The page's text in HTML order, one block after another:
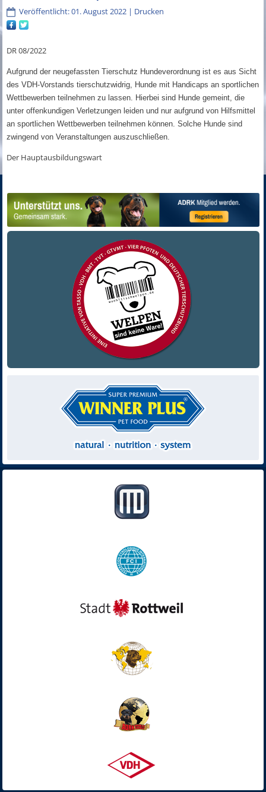
Veröffentlicht: 01. August 2022 | Drucken
DR 08/2022
Aufgrund der neugefassten Tierschutz Hundeverordnung ist es aus Sicht
des VDH-Vorstands tierschutzwidrig, Hunde mit Handicaps an sportlichen
Wettbewerben teilnehmen zu lassen. Hierbei sind Hunde gemeint, die
unter offenkundigen Verletzungen leiden und nur aufgrund von Hilfsmittel
an sportlichen Wettbewerben teilnehmen können. Solche Hunde sind
zwingend von Veranstaltungen auszuschließen.
Der Hauptausbildungswart